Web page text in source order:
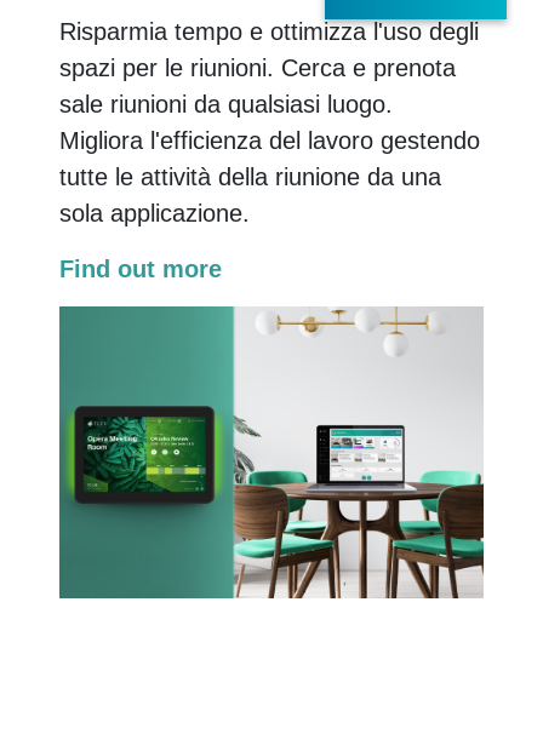
Risparmia tempo e ottimizza l'uso degli
spazi per le riunioni. Cerca e prenota
sale riunioni da qualsiasi luogo.
Migliora l'efficienza del lavoro gestendo
tutte le attività della riunione da una
sola applicazione.
Find out more